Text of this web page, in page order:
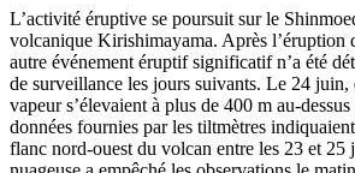
L’activité éruptive se poursuit sur le
volcanique Kirishimayama. Après l’éruption
autre événement éruptif significatif n’a été
de surveillance les jours suivants. Le 24 juin,
vapeur s’élevaient à plus de 400 m au-
données fournies par les tiltmètres
flanc nord-ouest du volcan entre les 23 et